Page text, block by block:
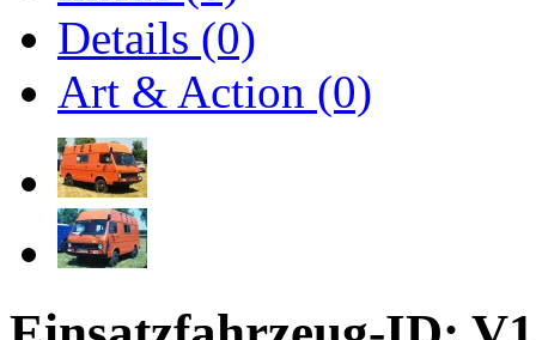
Details (0)
Art & Action (0)